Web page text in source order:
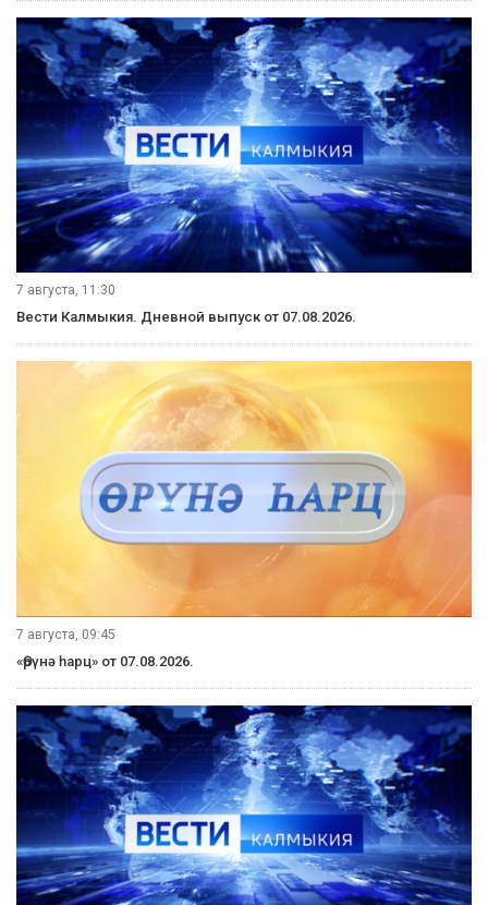
7 августа, 11:30
Вести Калмыкия. Дневной выпуск от 07.08.2026.
7 августа, 09:45
«Өрүнә һарц» от 07.08.2026.